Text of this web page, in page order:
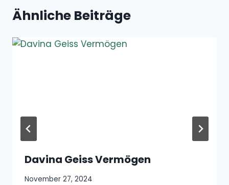
Ähnliche Beiträge
Davina Geiss Vermögen
November 27, 2024